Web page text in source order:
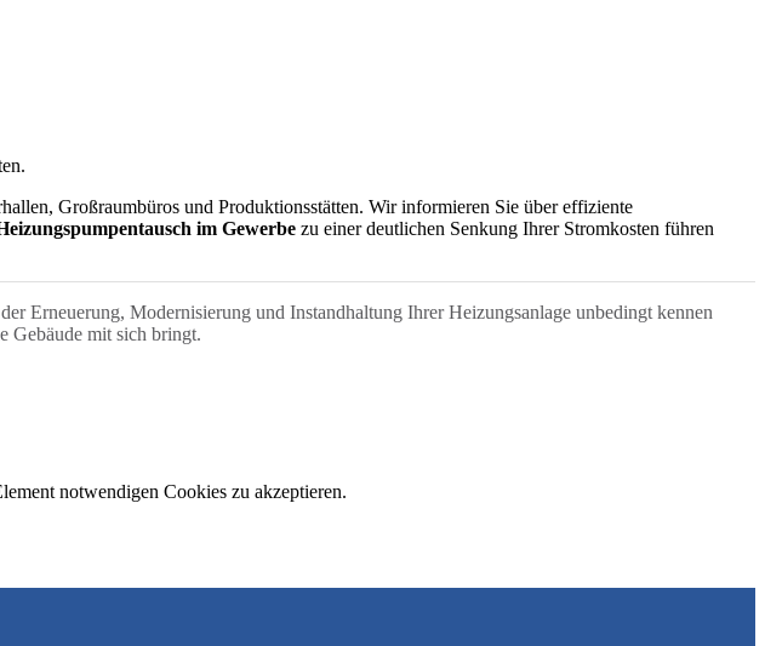
Großraumbüros und Produktionsstätten. Wir informieren Sie über effiziente
im Gewerbe zu einer deutlichen Senkung Ihrer Stromkosten führen
Erneuerung, Modernisierung und Instandhaltung Ihrer Heizungsanlage unbedingt kennen
Gebäude mit sich bringt.
notwendigen Cookies zu akzeptieren.